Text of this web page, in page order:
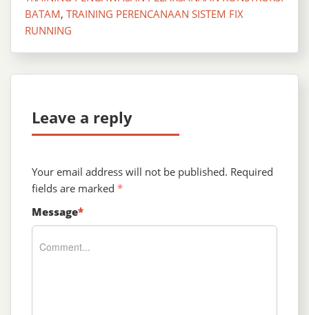
BATAM, TRAINING PERENCANAAN SISTEM FIX
RUNNING
Leave a reply
Your email address will not be published. Required
fields are marked *
Message*